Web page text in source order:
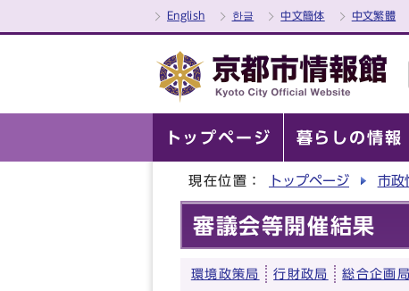
English 한글 中文簡体 中文繁體
トップページ 暮らしの情報
現在位置： トップページ 市政
審議会等開催結果
環境政策局 行財政局 総合企画局